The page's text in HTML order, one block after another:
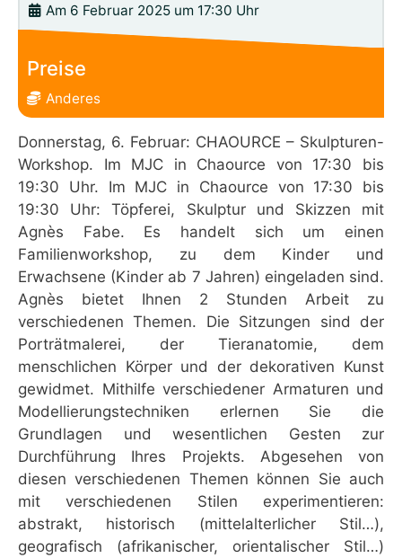
Am 6 Februar 2025 um 17:30 Uhr
Preise
Anderes
Donnerstag, 6. Februar: CHAOURCE – Skulpturen-
Workshop. Im MJC in Chaource von 17:30 bis
19:30 Uhr. Im MJC in Chaource von 17:30 bis
19:30 Uhr: Töpferei, Skulptur und Skizzen mit
Agnès Fabe. Es handelt sich um einen
Familienworkshop, zu dem Kinder und
Erwachsene (Kinder ab 7 Jahren) eingeladen sind.
Agnès bietet Ihnen 2 Stunden Arbeit zu
verschiedenen Themen. Die Sitzungen sind der
Porträtmalerei, der Tieranatomie, dem
menschlichen Körper und der dekorativen Kunst
gewidmet. Mithilfe verschiedener Armaturen und
Modellierungstechniken erlernen Sie die
Grundlagen und wesentlichen Gesten zur
Durchführung Ihres Projekts. Abgesehen von
diesen verschiedenen Themen können Sie auch
mit verschiedenen Stilen experimentieren:
abstrakt, historisch (mittelalterlicher Stil…),
geografisch (afrikanischer, orientalischer Stil…)